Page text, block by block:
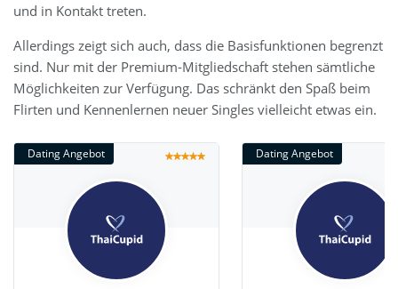
und in Kontakt treten.
Allerdings zeigt sich auch, dass die Basisfunktionen begrenzt
sind. Nur mit der Premium-Mitgliedschaft stehen sämtliche
Möglichkeiten zur Verfügung. Das schränkt den Spaß beim
Flirten und Kennenlernen neuer Singles vielleicht etwas ein.
Dating Angebot Dating Angebot